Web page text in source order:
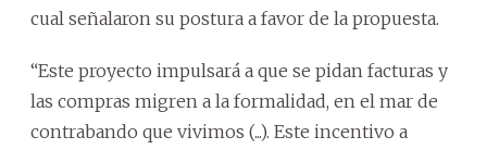
cual señalaron su postura a favor de la propuesta.
“Este proyecto impulsará a que se pidan facturas y
las compras migren a la formalidad, en el mar de
contrabando que vivimos (...). Este incentivo a